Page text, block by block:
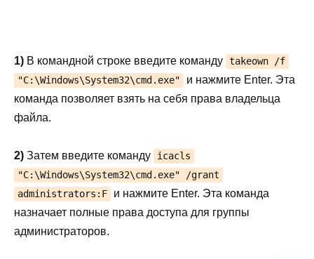
1) В командной строке введите команду takeown /f
"C:\Windows\System32\cmd.exe"
и нажмите Enter. Эта
команда позволяет взять на себя права владельца
файла.
2) Затем введите команду
icacls
"C:\Windows\System32\cmd.exe" /grant
administrators:F
и нажмите Enter. Эта команда
назначает полные права доступа для группы
администраторов.